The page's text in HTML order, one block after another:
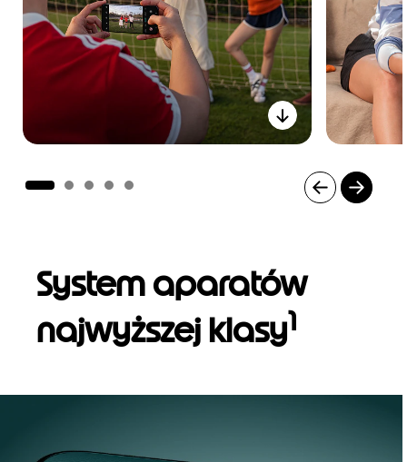
System aparatów
najwyższej klasy1